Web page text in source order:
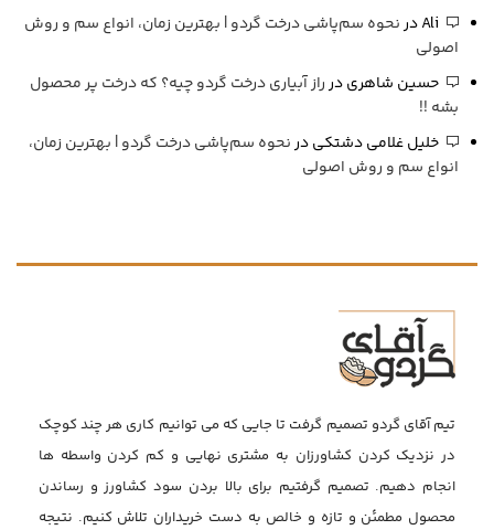
Aliدرنحوه سم‌پاشی درخت گردو | بهترین زمان، انواع سم و روش
اصولی
حسین شاهریدرراز آبیاری درخت گردو چیه؟ که درخت پر محصول
بشه !!
خلیل غلامی دشتکیدرنحوه سم‌پاشی درخت گردو | بهترین زمان،
انواع سم و روش اصولی
تیم آقای گردو تصمیم گرفت تا جایی که می توانیم کاری هر چند کوچک
در نزدیک کردن کشاورزان به مشتری نهایی و کم کردن واسطه ها
انجام دهیم. تصمیم گرفتیم برای بالا بردن سود کشاورز و رساندن
محصول مطمئن و تازه و خالص به دست خریداران تلاش کنیم. نتیجه